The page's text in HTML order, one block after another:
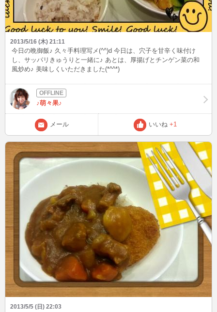
2013/5/16 (木) 21:11
今日の晩御飯♪ 久々手料理写メ(^^)d 今日は、穴子を甘辛く味付け
し、サッパリきゅうりと一緒に♪ あとは、厚揚げとチンゲン菜の和
風炒め♪ 美味しくいただきました(*^^*)
♪萌々果♪
メール いいね +1
2013/5/5 (日) 22:03